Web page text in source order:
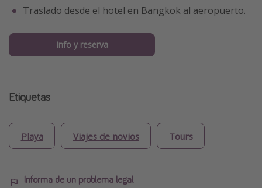
Traslado desde el hotel en Bangkok al aeropuerto.
Info y reserva
Etiquetas
Playa Viajes de novios Tours
Informa de un problema legal